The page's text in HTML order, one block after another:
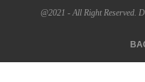
@2021 - All Right Reserved.